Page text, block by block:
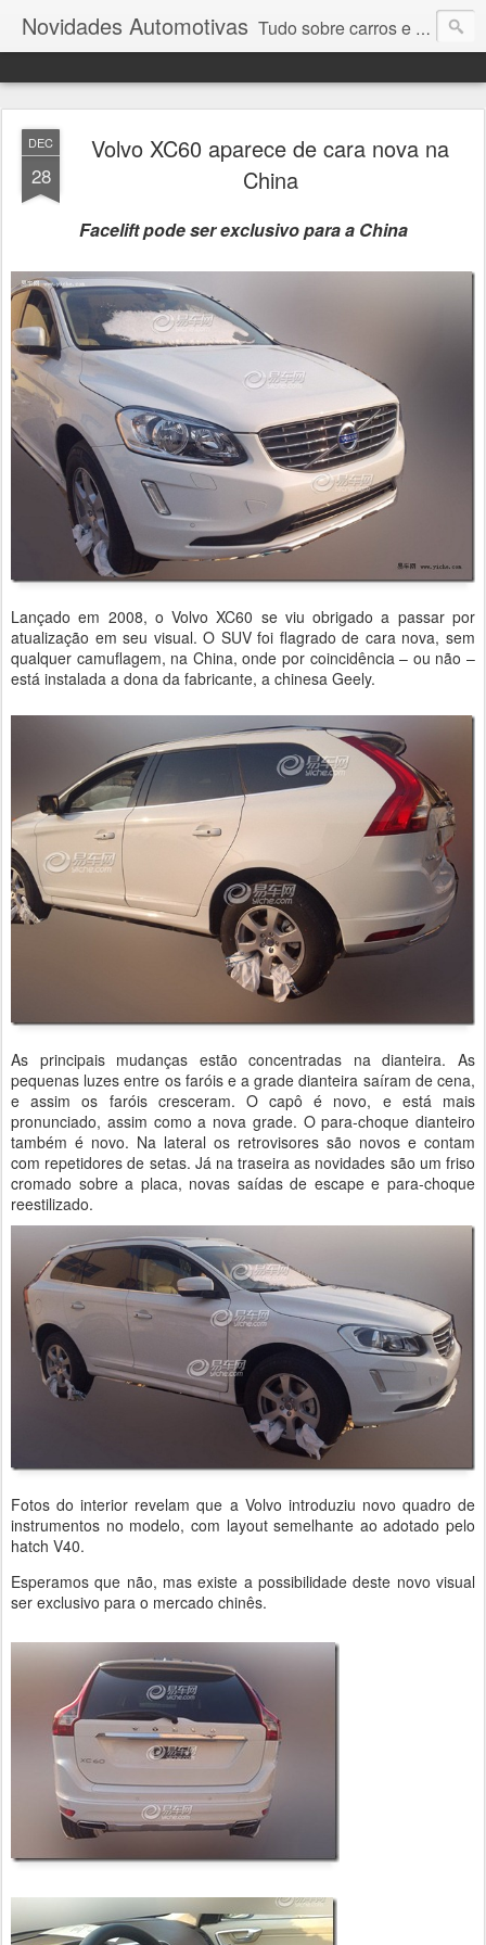
Novidades Automotivas Tudo sobre carros e motores
DEC
28
Volvo XC60 aparece de cara nova na
China
Facelift pode ser exclusivo para a China
Lançado em 2008, o Volvo XC60 se viu obrigado a passar por
atualização em seu visual. O SUV foi flagrado de cara nova, sem
qualquer camuflagem, na China, onde por coincidência – ou não –
está instalada a dona da fabricante, a chinesa Geely.
As principais mudanças estão concentradas na dianteira. As
pequenas luzes entre os faróis e a grade dianteira saíram de cena,
e assim os faróis cresceram. O capô é novo, e está mais
pronunciado, assim como a nova grade. O para-choque dianteiro
também é novo. Na lateral os retrovisores são novos e contam
com repetidores de setas. Já na traseira as novidades são um friso
cromado sobre a placa, novas saídas de escape e para-choque
reestilizado.
Fotos do interior revelam que a Volvo introduziu novo quadro de
instrumentos no modelo, com layout semelhante ao adotado pelo
hatch V40.
Esperamos que não, mas existe a possibilidade deste novo visual
ser exclusivo para o mercado chinês.